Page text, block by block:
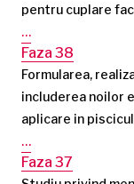
pentru cuplare
…
Faza 38
Formularea,
includerea noilor
aplicare in
…
Faza 37